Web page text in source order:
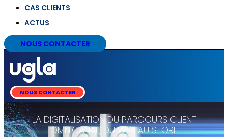
CAS CLIENTS
ACTUS
NOUS CONTACTER
NOUS CONTACTER
LA DIGITALISATION DU PARCOURS CLIENT
OMNICANAL, DU WEB AU STORE